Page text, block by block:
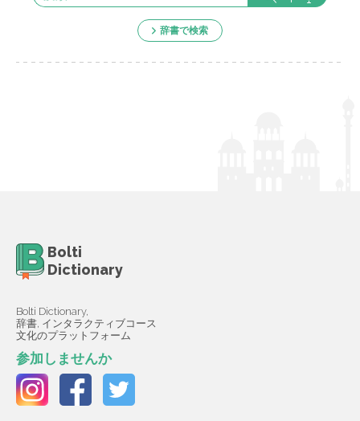
辞書で検索
Bolti
Dictionary
Bolti Dictionary,
辞書, インタラクティブコース
文化のプラットフォーム
参加しませんか